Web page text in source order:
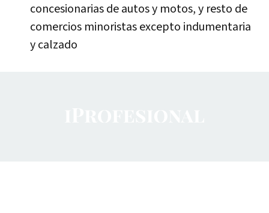
concesionarias de autos y motos, y resto de
comercios minoristas excepto indumentaria
y calzado